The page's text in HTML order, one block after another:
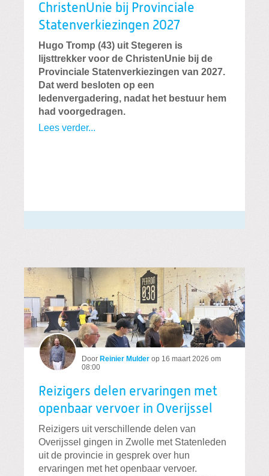
ChristenUnie bij Provinciale
Statenverkiezingen 2027
Hugo Tromp (43) uit Stegeren is
lijsttrekker voor de ChristenUnie bij de
Provinciale Statenverkiezingen van 2027.
Dat werd besloten op een
ledenvergadering, nadat het bestuur hem
had voorgedragen.
Lees verder...
Door Reinier Mulder op 16 maart 2026 om
08:00
Reizigers delen ervaringen met
openbaar vervoer in Overijssel
Reizigers uit verschillende delen van
Overijssel gingen in Zwolle met Statenleden
uit de provincie in gesprek over hun
ervaringen met het openbaar vervoer.